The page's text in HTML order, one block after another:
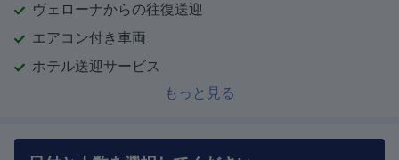
ヴェローナからの往復送迎
エアコン付き車両
ホテル送迎サービス
もっと見る